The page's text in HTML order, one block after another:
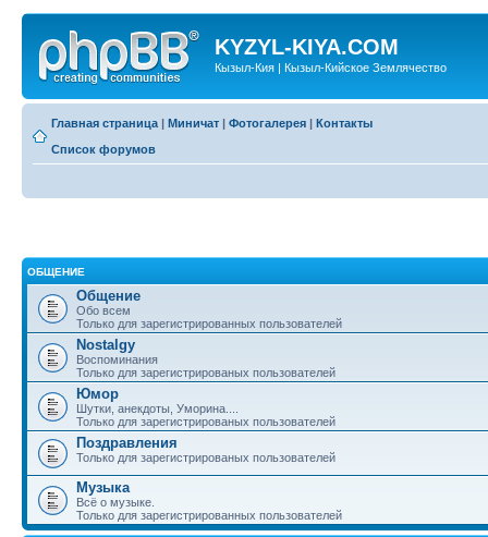
KYZYL-KIYA.COM
Кызыл-Кия | Кызыл-Кийское Землячество
Главная страница | Миничат | Фотогалерея | Контакты
Список форумов
ОБЩЕНИЕ
Общение
Обо всем
Только для зарегистрированных пользователей
Nostalgy
Воспоминания
Только для зарегистрированых пользователей
Юмор
Шутки, анекдоты, Уморина....
Только для зарегистрированых пользователей
Поздравления
Только для зарегистрированых пользователей
Музыка
Всё о музыке.
Только для зарегистрированных пользователей